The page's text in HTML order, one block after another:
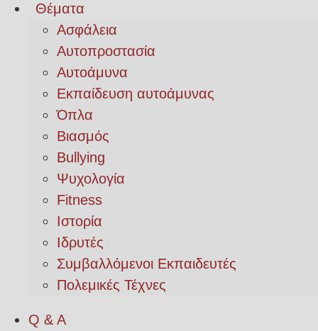
Θέματα
Ασφάλεια
Αυτοπροστασία
Αυτοάμυνα
Εκπαίδευση αυτοάμυνας
Όπλα
Βιασμός
Bullying
Ψυχολογία
Fitness
Ιστορία
Ιδρυτές
Συμβαλλόμενοι Εκπαιδευτές
Πολεμικές Τέχνες
Q & A